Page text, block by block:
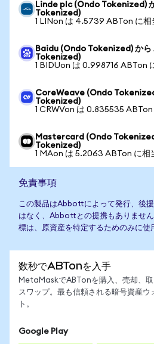
Linde plc (Ondo Tokenized)
Tokenized)
1 LINon は 4.5739 ABTon に相
Baidu (Ondo Tokenized) か
Tokenized)
1 BIDUon は 0.998716 ABTon
CoreWeave (Ondo
Tokenized)
1 CRWVon は 0.835535 ABTon
Mastercard (Ondo
Tokenized)
1 MAon は 5.2063 ABTon に相
免責事項
この製品はAbbottによって発行、後
はなく、Abbottとの提携もありませ
標は、原資産を特定するためのみに使
数秒でABTonを入手
MetaMaskでABTonを購入、売却、取
スワップ。最も信頼される暗号資産ウ
ト。
Google Play